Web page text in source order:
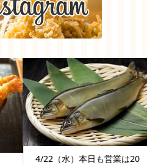
4/22（水）本日も営業は20